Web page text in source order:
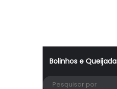
Bolinhos e